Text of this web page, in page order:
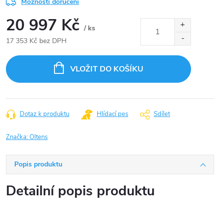
20 997 Kč / ks
17 353 Kč bez DPH
cena:
VLOŽIT DO KOŠÍKU
Dotaz k produktu Hlídací pes Sdílet
Značka:Oltens
Popis produktu
Detailní popis produktu